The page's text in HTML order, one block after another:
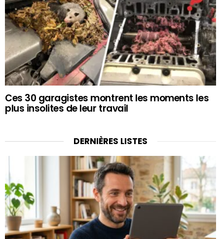
Ces 30 garagistes montrent les moments les
plus insolites de leur travail
DERNIÈRES LISTES